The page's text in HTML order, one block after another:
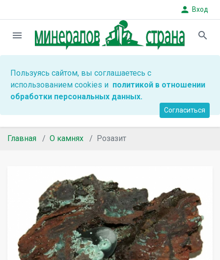
person Вход
menu search
Пользуясь сайтом, вы соглашаетесь с
использованием cookies и политикой в отношении
обработки персональных данных.
Согласиться
Главная О камнях Розазит